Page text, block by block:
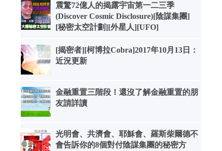
震驚72億人的揭露宇宙第一二三季
(Discover Cosmic Disclosure)[陰謀集團]
[秘密太空計劃][外星人][UFO]
[揭密者][柯博拉Cobra]2017年10月13日：
近況更新
金融重置三階段！還沒了解金融重置的朋
友請詳讀
光明會、共濟會、耶穌會、羅斯柴爾德不
會告訴你的8個對付陰謀集團的秘密方